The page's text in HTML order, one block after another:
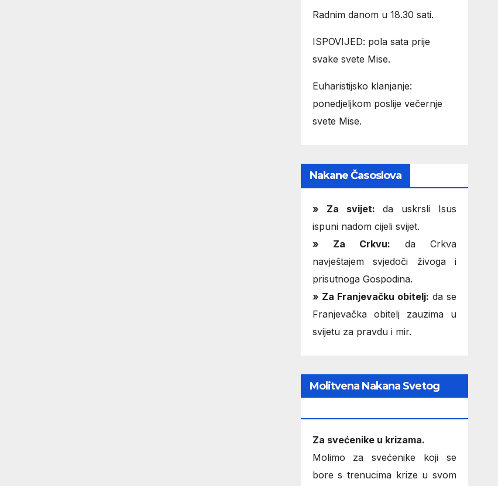
Radnim danom u 18.30 sati.
ISPOVIJED: pola sata prije
svake svete Mise.
Euharistijsko klanjanje:
ponedjeljkom poslije večernje
svete Mise.
Nakane Časoslova
» Za svijet: da uskrsli Isus
ispuni nadom cijeli svijet.
» Za Crkvu: da Crkva
navještajem svjedoči živoga i
prisutnoga Gospodina.
» Za Franjevačku obitelj: da se
Franjevačka obitelj zauzima u
svijetu za pravdu i mir.
Molitvena Nakana Svetog
Za svećenike u krizama.
Molimo za svećenike koji se
bore s trenucima krize u svom